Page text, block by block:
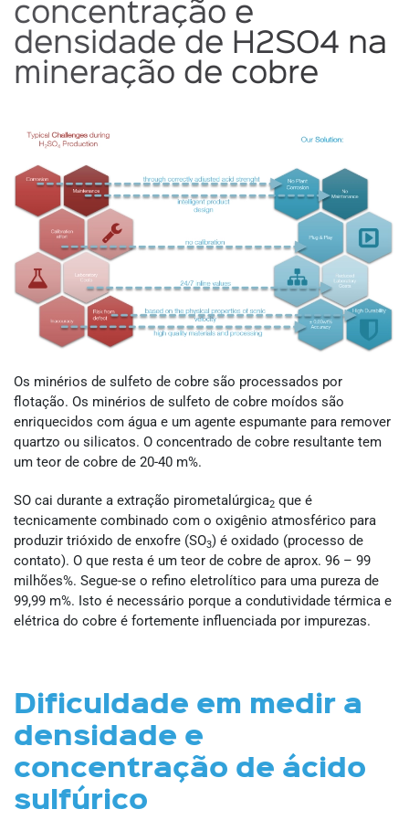
concentração e
densidade de H2SO4 na
mineração de cobre
Os minérios de sulfeto de cobre são processados ​​por
flotação. Os minérios de sulfeto de cobre moídos são
enriquecidos com água e um agente espumante para remover
quartzo ou silicatos. O concentrado de cobre resultante tem
um teor de cobre de 20-40 m%.
SO cai durante a extração pirometalúrgica2 que é
tecnicamente combinado com o oxigênio atmosférico para
produzir trióxido de enxofre (SO3) é oxidado (processo de
contato). O que resta é um teor de cobre de aprox. 96 – 99
milhões%. Segue-se o refino eletrolítico para uma pureza de
99,99 m%. Isto é necessário porque a condutividade térmica e
elétrica do cobre é fortemente influenciada por impurezas.
Dificuldade em medir a
densidade e
concentração de ácido
sulfúrico